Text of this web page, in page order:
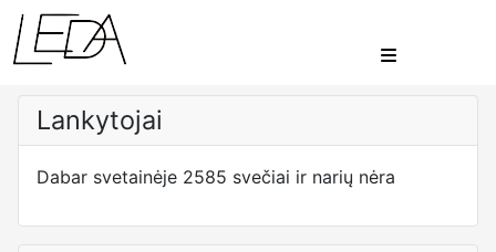
Lankytojai
Dabar svetainėje 2585 svečiai ir narių nėra